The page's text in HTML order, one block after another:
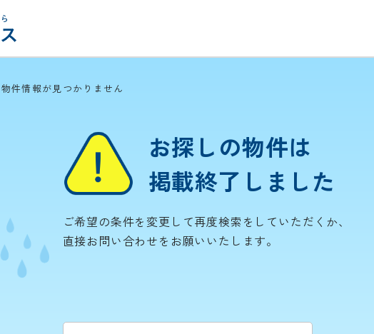
物件情報が見つかりません
お探しの物件は
掲載終了しました
ご希望の条件を変更して再度検索をしていただくか、
直接お問い合わせをお願いいたします。